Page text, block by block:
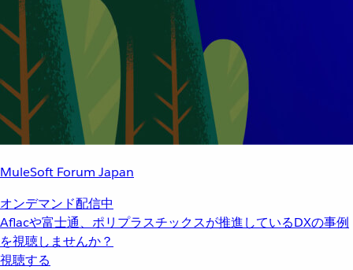
MuleSoft Forum Japan
オンデマンド配信中
Aflacや富士通、ポリプラスチックスが推進しているDXの事例
を視聴しませんか？
視聴する